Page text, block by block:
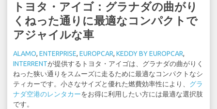
トヨタ・アイゴ：グラナダの曲がり
くねった通りに最適なコンパクトで
アジャイルな車
ALAMO, ENTERPRISE, EUROPCAR, KEDDY BY EUROPCAR,
INTERRENTが提供するトヨタ・アイゴは、グラナダの曲がりく
ねった狭い通りをスムーズに走るために最適なコンパクトなシ
ティカーです。小さなサイズと優れた燃費効率性により、 グラ
ナダ空港のレンタカーをお得に利用したい方には最適な選択肢
です。